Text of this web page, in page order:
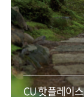
CU 핫플레이스